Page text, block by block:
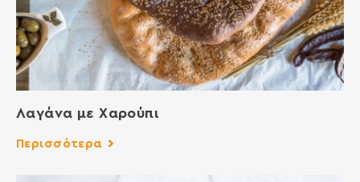
Λαγάνα με Χαρούπι
Περισσότερα